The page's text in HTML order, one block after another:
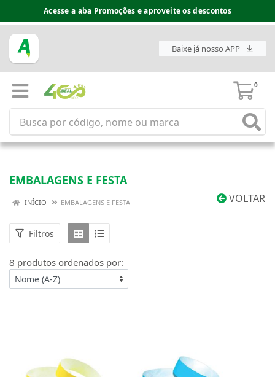
Acesse a aba Promoções e aproveite os descontos
Baixe já nosso APP
0
EMBALAGENS E FESTA
VOLTAR
INÍCIO EMBALAGENS E FESTA
Filtros
8 produtos ordenados por: